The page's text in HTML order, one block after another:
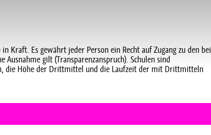
in Kraft. Es gewährt jeder Person ein Recht auf Zugang zu den bei
gilt (Transparenzanspruch). Schulen sind
die Höhe der Drittmittel und die Laufzeit der mit Drittmitteln